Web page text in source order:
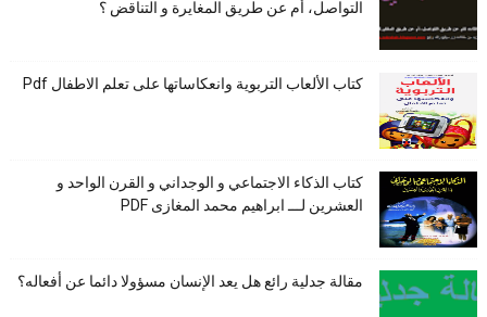
التواصل، أم عن طريق المغايرة و التناقض ؟
كتاب الألعاب التربوية وانعكاساتها على تعلم الاطفال Pdf
كتاب الذكاء الاجتماعي و الوجداني و القرن الواحد و
العشرين لـــ ابراهيم محمد المغازى PDF
مقالة جدلية رائع هل يعد الإنسان مسؤولا دائما عن أفعاله؟